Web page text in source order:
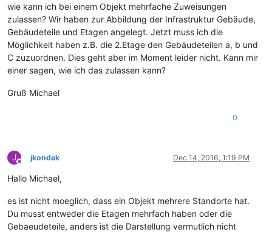
wie kann ich bei einem Objekt mehrfache Zuweisungen
zulassen? Wir haben zur Abbildung der Infrastruktur Gebäude,
Gebäudeteile und Etagen angelegt. Jetzt muss ich die
Möglichkeit haben z.B. die 2.Etage den Gebäudeteilen a, b und
C zuzuordnen. Dies geht aber im Moment leider nicht. Kann mir
einer sagen, wie ich das zulassen kann?
Gruß Michael
0
J
Offline
jkondek Dec 14, 2016, 1:19 PM
Hallo Michael,
es ist nicht moeglich, dass ein Objekt mehrere Standorte hat.
Du musst entweder die Etagen mehrfach haben oder die
Gebaeudeteile, anders ist die Darstellung vermutlich nicht